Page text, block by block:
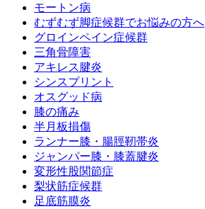
モートン病
むずむず脚症候群でお悩みの方へ
グロインペイン症候群
三角骨障害
アキレス腱炎
シンスプリント
オスグッド病
膝の痛み
半月板損傷
ランナー膝・腸脛靭帯炎
ジャンパー膝・膝蓋腱炎
変形性股関節症
梨状筋症候群
足底筋膜炎